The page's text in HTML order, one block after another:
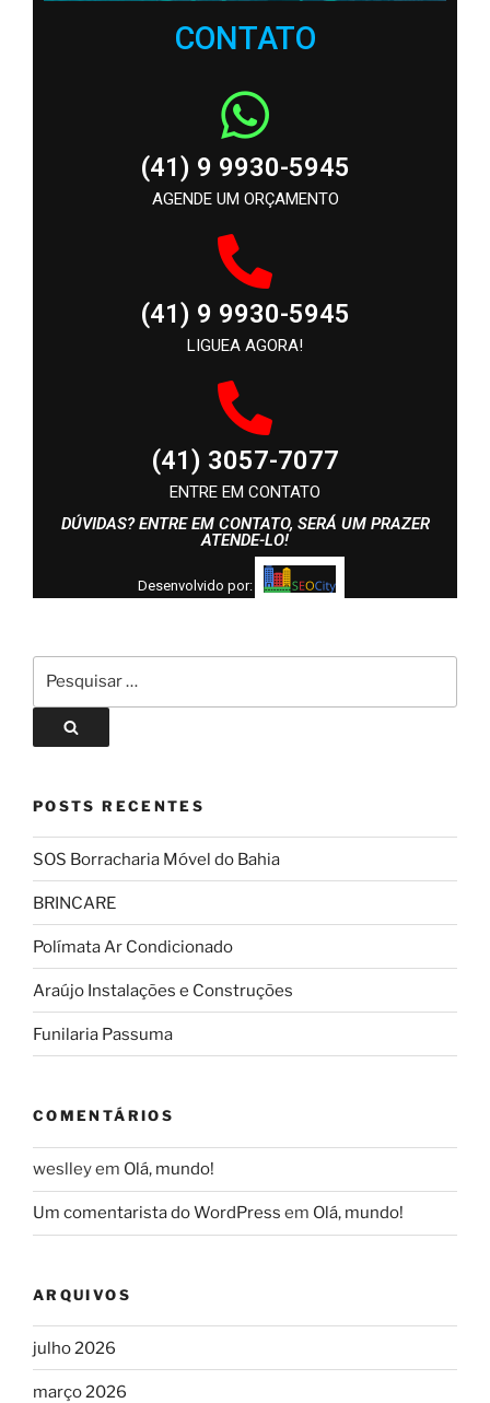
CONTATO
(41) 9 9930-5945
AGENDE UM ORÇAMENTO
(41) 9 9930-5945
LIGUEA AGORA!
(41) 3057-7077
ENTRE EM CONTATO
DÚVIDAS? ENTRE EM CONTATO, SERÁ UM PRAZER
ATENDE-LO!
Desenvolvido por:
POSTS RECENTES
SOS Borracharia Móvel do Bahia
BRINCARE
Polímata Ar Condicionado
Araújo Instalações e Construções
Funilaria Passuma
COMENTÁRIOS
weslleyem Olá, mundo!
Um comentarista do WordPress em Olá, mundo!
ARQUIVOS
julho 2026
março 2026